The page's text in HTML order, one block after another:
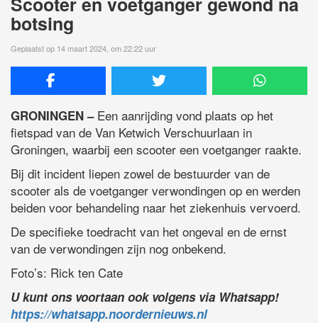
botsing
Geplaatst op 14 maart 2024, om 22:22 uur
GRONINGEN –Een aanrijding vond plaats op het
fietspad van de Van Ketwich Verschuurlaan in
Groningen, waarbij een scooter een voetganger raakte.
Bij dit incident liepen zowel de bestuurder van de
scooter als de voetganger verwondingen op en werden
beiden voor behandeling naar het ziekenhuis vervoerd.
De specifieke toedracht van het ongeval en de ernst
van de verwondingen zijn nog onbekend.
Foto’s: Rick ten Cate
U kunt ons voortaan ook volgens via Whatsapp!
https://whatsapp.noordernieuws.nl